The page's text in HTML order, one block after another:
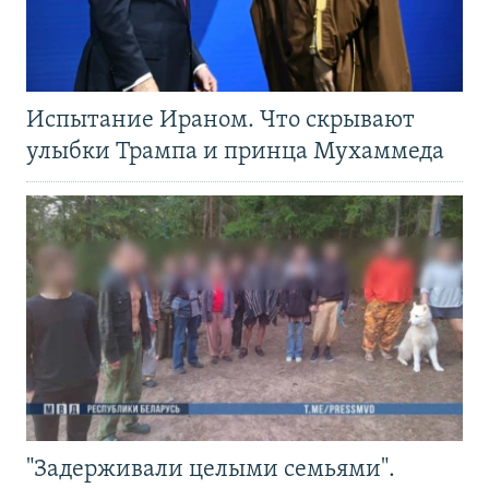
Испытание Ираном. Что скрывают
улыбки Трампа и принца Мухаммеда
"Задерживали целыми семьями".